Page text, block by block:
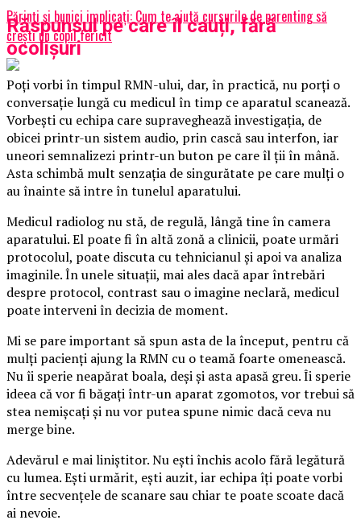
Părinți și bunici implicați: Cum te ajută cursurile de parenting să
crești un copil fericit
Răspunsul pe care îl cauți, fără
ocolișuri
Poți vorbi în timpul RMN-ului, dar, în practică, nu porți o
conversație lungă cu medicul în timp ce aparatul scanează.
Vorbești cu echipa care supraveghează investigația, de
obicei printr-un sistem audio, prin cască sau interfon, iar
uneori semnalizezi printr-un buton pe care îl ții în mână.
Asta schimbă mult senzația de singurătate pe care mulți o
au înainte să intre în tunelul aparatului.
Medicul radiolog nu stă, de regulă, lângă tine în camera
aparatului. El poate fi în altă zonă a clinicii, poate urmări
protocolul, poate discuta cu tehnicianul și apoi va analiza
imaginile. În unele situații, mai ales dacă apar întrebări
despre protocol, contrast sau o imagine neclară, medicul
poate interveni în decizia de moment.
Mi se pare important să spun asta de la început, pentru că
mulți pacienți ajung la RMN cu o teamă foarte omenească.
Nu îi sperie neapărat boala, deși și asta apasă greu. Îi sperie
ideea că vor fi băgați într-un aparat zgomotos, vor trebui să
stea nemișcați și nu vor putea spune nimic dacă ceva nu
merge bine.
Adevărul e mai liniștitor. Nu ești închis acolo fără legătură
cu lumea. Ești urmărit, ești auzit, iar echipa îți poate vorbi
între secvențele de scanare sau chiar te poate scoate dacă
ai nevoie.